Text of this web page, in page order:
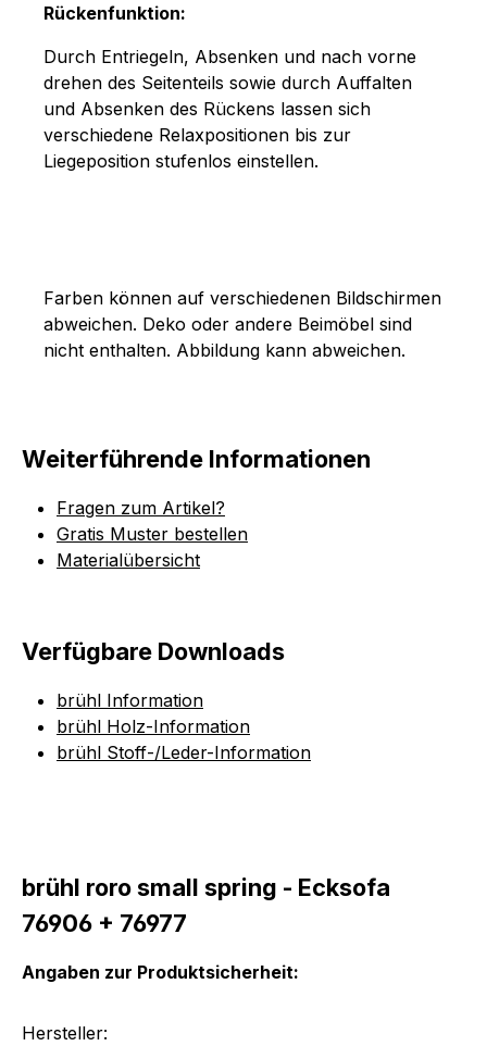
Rückenfunktion:
Durch Entriegeln, Absenken und nach vorne
drehen des Seitenteils sowie durch Auffalten
und Absenken des Rückens lassen sich
verschiedene Relaxpositionen bis zur
Liegeposition stufenlos einstellen.
Farben können auf verschiedenen Bildschirmen
abweichen. Deko oder andere Beimöbel sind
nicht enthalten. Abbildung kann abweichen.
Weiterführende Informationen
Fragen zum Artikel?
Gratis Muster bestellen
Materialübersicht
Verfügbare Downloads
brühl Information
brühl Holz-Information
brühl Stoff-/Leder-Information
brühl roro small spring - Ecksofa
76906 + 76977
Angaben zur Produktsicherheit:
Hersteller: